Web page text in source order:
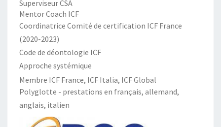
Superviseur CSA
Mentor Coach ICF
Coordinatrice Comité de certification ICF France
(2020-2023)
Code de déontologie ICF
Approche systémique
Membre ICF France, ICF Italia, ICF Global
Polyglotte - prestations en français, allemand,
anglais, italien